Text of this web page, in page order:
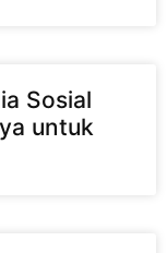
Sosial
untuk